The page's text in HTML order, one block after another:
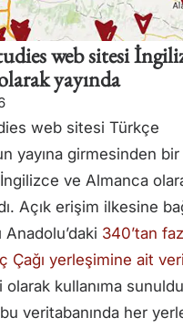
web sitesi
yayında
web sitesi Türkçe
yayına girmesinden bir
ve Almanca
Açık erişim ilkesine
Anadolu’daki 340’tan
Çağı yerleşimine ait
kullanıma
bu veritabanında her